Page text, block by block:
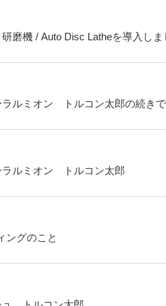
磨機 / Auto Disc Latheを導入しま
ルミオン トルコン太郎の続きで
ルミオン トルコン太郎
ングのこと